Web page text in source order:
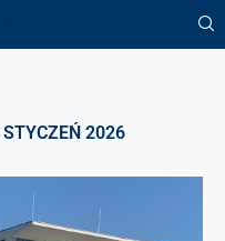
STYCZEŃ 2026